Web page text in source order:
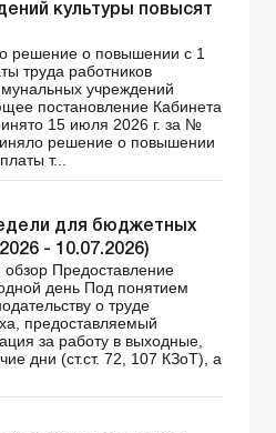
культуры повысят
решение о повышении с 1
труда работников
учреждений
постановление Кабинета
15 июля 2026 г. за №
решение о повышении
т...
для бюджетных
- 10.07.2026)
обзор Предоставление
день Под понятием
о труде
предоставляемый
за работу в выходные,
дни (ст.ст. 72, 107 КЗоТ), а